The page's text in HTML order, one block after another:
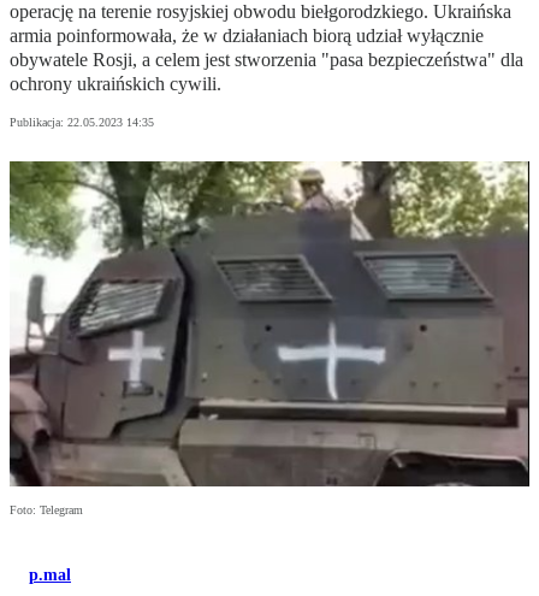
operację na terenie rosyjskiej obwodu biełgorodzkiego. Ukraińska
armia poinformowała, że w działaniach biorą udział wyłącznie
obywatele Rosji, a celem jest stworzenia "pasa bezpieczeństwa" dla
ochrony ukraińskich cywili.
Publikacja: 22.05.2023 14:35
Foto: Telegram
p.mal